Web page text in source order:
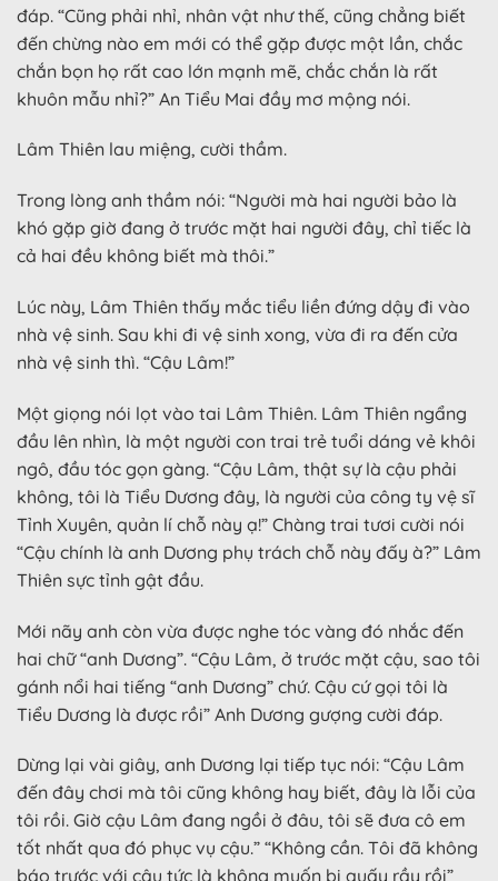
đáp. “Cũng phải nhỉ, nhân vật như thế, cũng chẳng biết
đến chừng nào em mới có thể gặp được một lần, chắc
chắn bọn họ rất cao lớn mạnh mẽ, chắc chắn là rất
khuôn mẫu nhỉ?” An Tiểu Mai đầy mơ mộng nói.
Lâm Thiên lau miệng, cười thầm.
Trong lòng anh thầm nói: “Người mà hai người bảo là
khó gặp giờ đang ở trước mặt hai người đây, chỉ tiếc là
cả hai đều không biết mà thôi.”
Lúc này, Lâm Thiên thấy mắc tiểu liền đứng dậy đi vào
nhà vệ sinh. Sau khi đi vệ sinh xong, vừa đi ra đến cửa
nhà vệ sinh thì. “Cậu Lâm!”
Một giọng nói lọt vào tai Lâm Thiên. Lâm Thiên ngẩng
đầu lên nhìn, là một người con trai trẻ tuổi dáng vẻ khôi
ngô, đầu tóc gọn gàng. “Cậu Lâm, thật sự là cậu phải
không, tôi là Tiểu Dương đây, là người của công ty vệ sĩ
Tỉnh Xuyên, quản lí chỗ này ạ!” Chàng trai tươi cười nói
“Cậu chính là anh Dương phụ trách chỗ này đấy à?” Lâm
Thiên sực tỉnh gật đầu.
Mới nãy anh còn vừa được nghe tóc vàng đó nhắc đến
hai chữ “anh Dương”. “Cậu Lâm, ở trước mặt cậu, sao tôi
gánh nổi hai tiếng “anh Dương” chứ. Cậu cứ gọi tôi là
Tiểu Dương là được rồi” Anh Dương gượng cười đáp.
Dừng lại vài giây, anh Dương lại tiếp tục nói: “Cậu Lâm
đến đây chơi mà tôi cũng không hay biết, đây là lỗi của
tôi rồi. Giờ cậu Lâm đang ngồi ở đâu, tôi sẽ đưa cô em
tốt nhất qua đó phục vụ cậu.” “Không cần. Tôi đã không
báo trước với cậu tức là không muốn bị quấy rầy rồi”